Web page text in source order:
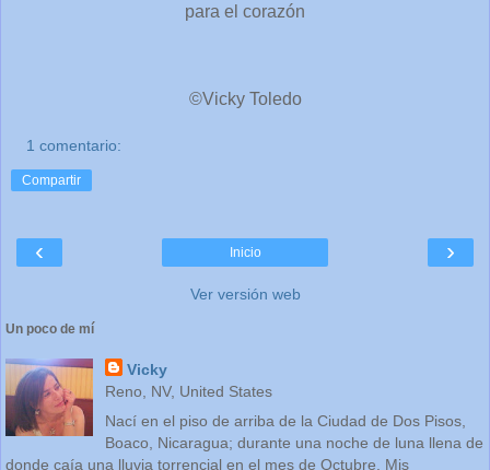
para el corazón
©Vicky Toledo
1 comentario:
Compartir
‹ ›
Inicio
Ver versión web
Un poco de mí
Vicky
Reno, NV, United States
Nací en el piso de arriba de la Ciudad de Dos Pisos,
Boaco, Nicaragua; durante una noche de luna llena de
donde caía una lluvia torrencial en el mes de Octubre. Mis